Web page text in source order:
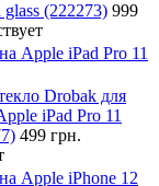
glass (222273) 999
Apple iPad Pro 11
Drobak для
iPad Pro 11
499 грн.
Apple iPhone 12